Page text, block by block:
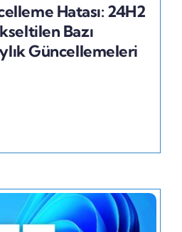
Hatası: 24H2
Bazı
Güncellemeleri